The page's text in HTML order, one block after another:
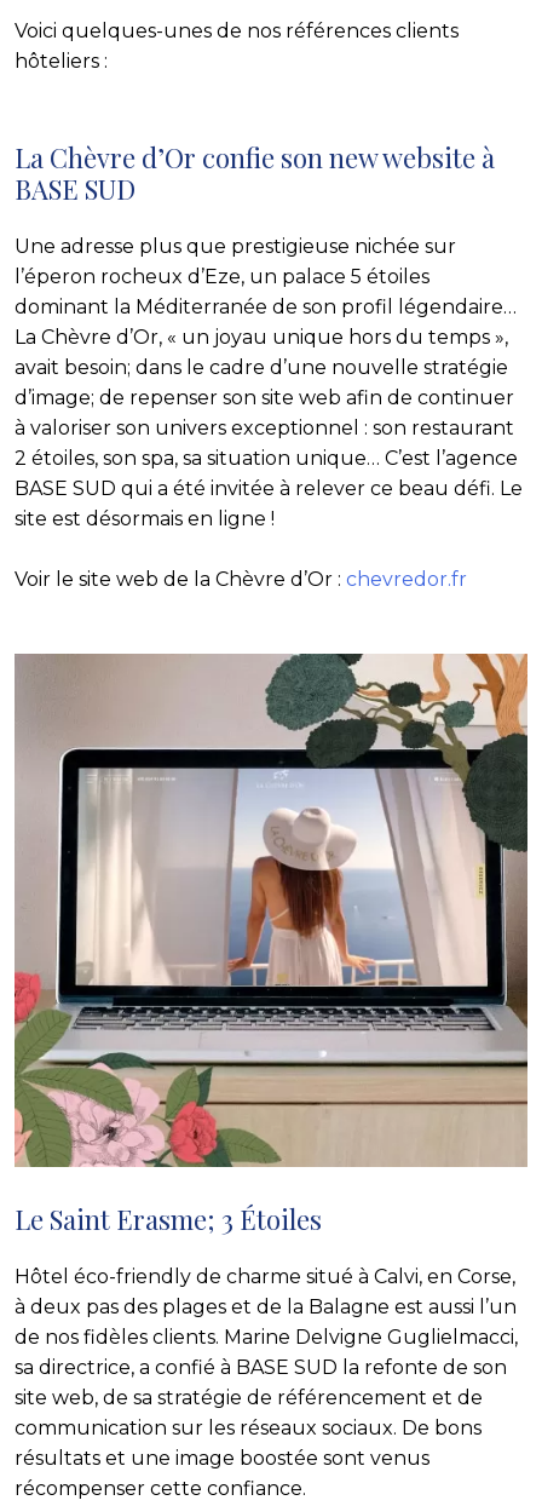
Voici quelques-unes de nos références clients
hôteliers :
La Chèvre d’Or confie son new website à
BASE SUD
Une adresse plus que prestigieuse nichée sur
l’éperon rocheux d’Eze, un palace 5 étoiles
dominant la Méditerranée de son profil légendaire…
La Chèvre d’Or, « un joyau unique hors du temps »,
avait besoin; dans le cadre d’une nouvelle stratégie
d’image; de repenser son site web afin de continuer
à valoriser son univers exceptionnel : son restaurant
2 étoiles, son spa, sa situation unique… C’est l’agence
BASE SUD qui a été invitée à relever ce beau défi. Le
site est désormais en ligne !
Voir le site web de la Chèvre d’Or : chevredor.fr
Le Saint Erasme; 3 Étoiles
Hôtel éco-friendly de charme situé à Calvi, en Corse,
à deux pas des plages et de la Balagne est aussi l’un
de nos fidèles clients. Marine Delvigne Guglielmacci,
sa directrice, a confié à BASE SUD la refonte de son
site web, de sa stratégie de référencement et de
communication sur les réseaux sociaux. De bons
résultats et une image boostée sont venus
récompenser cette confiance.